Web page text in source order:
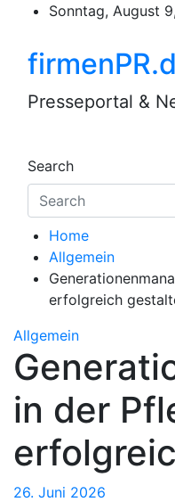
content
Sonntag, August
Presseportal &
Search
Home
Allgemein
erfolgreich
Allgemein
in der
26. Juni 2026